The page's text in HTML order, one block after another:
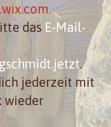
.
das E-Mail-
.
jederzeit mit
wieder